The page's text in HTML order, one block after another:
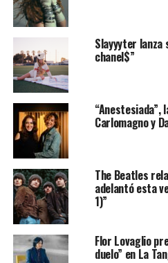
Slayyyter lanza
chanel$”
“Anestesiada”,
Carlomagno y
The Beatles
adelantó esta
1)”
Flor Lovaglio
duelo” en La